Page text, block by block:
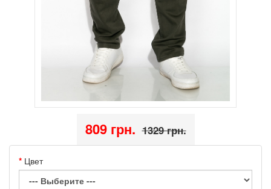
809 грн. 1329 грн.
Цвет